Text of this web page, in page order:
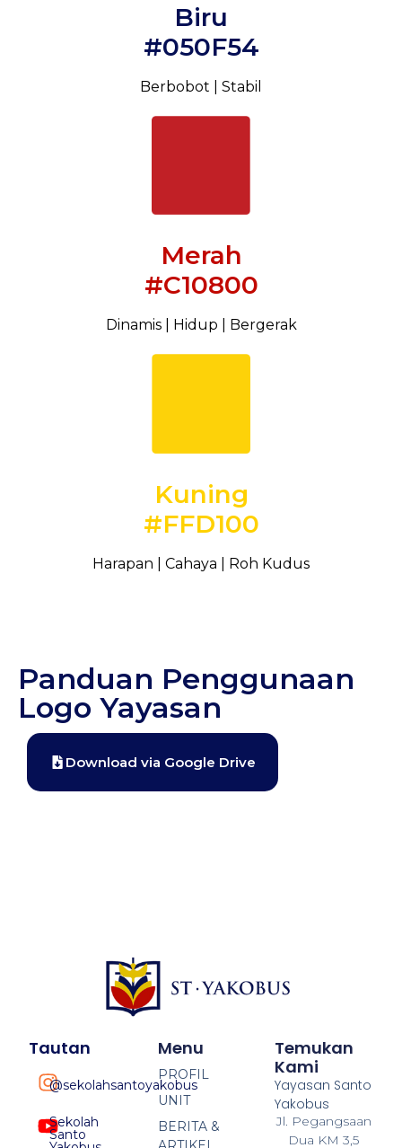
Biru
#050F54
Berbobot | Stabil
Merah
#C10800
Dinamis | Hidup | Bergerak
Kuning
#FFD100
Harapan | Cahaya | Roh Kudus
Panduan Penggunaan
Logo Yayasan
Download via Google Drive
Tautan
@sekolahsantoyakobus
Sekolah
Santo
Menu
PROFIL
UNIT
BERITA &
Temukan
Kami
Yayasan Santo
Yakobus
Jl. Pegangsaan
Dua KM 3,5